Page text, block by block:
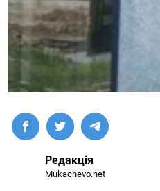
Редакція
Mukachevo.net